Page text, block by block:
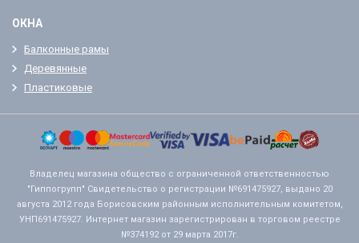
ОКНА
Балконные рамы
Деревянные
Пластиковые
Владелец магазина общество с ограниченной ответственностью
"Гиппогрупп" Свидетельство о регистрации №691475927, выдано 20
августа 2012 года Борисовским районным исполнительным комитетом,
УНП691475927. Интернет магазин зарегистрирован в торговом реестре
№374192 от 29 марта 2017г.